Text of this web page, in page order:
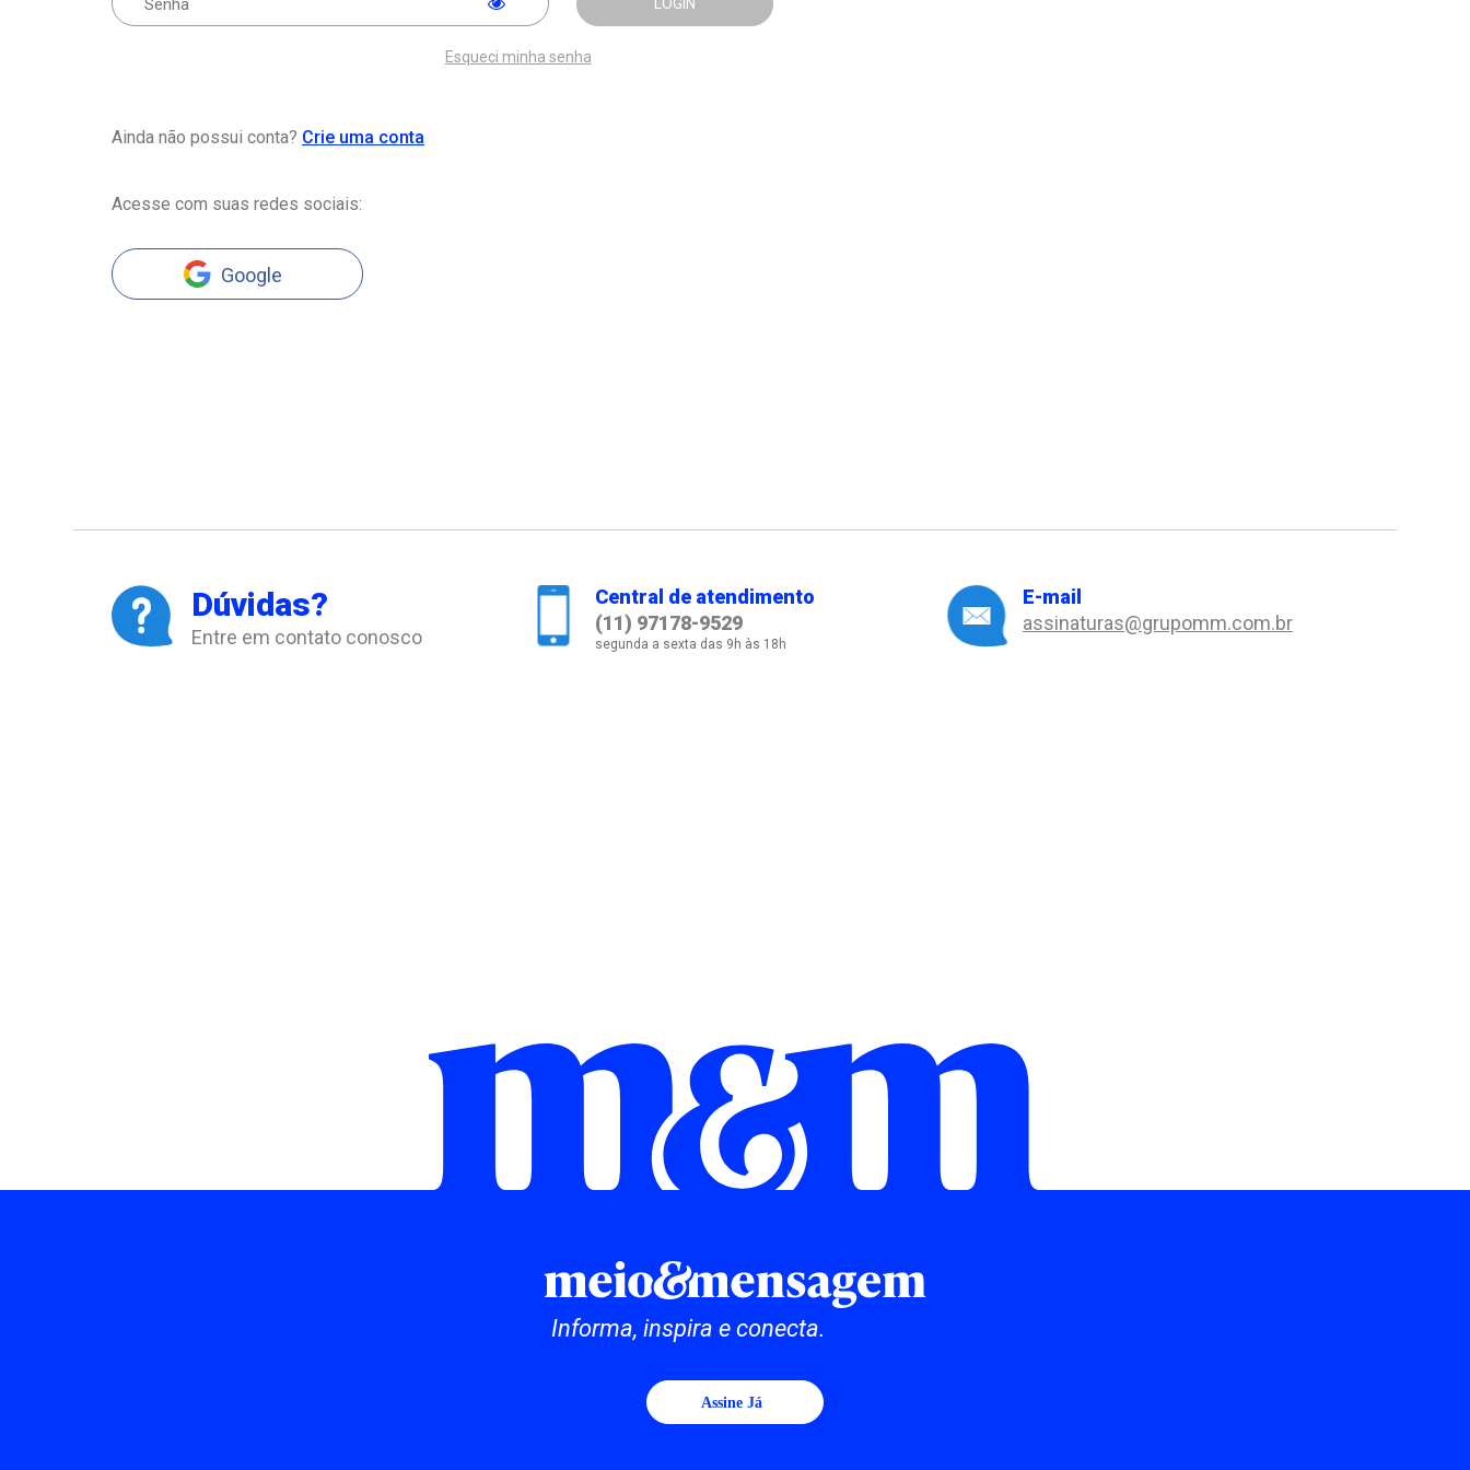
Esqueci minha senha
Ainda não possui conta? Crie uma conta
Acesse com suas redes sociais:
Google
Dúvidas?
Entre em contato conosco
Central de atendimento
(11) 97178-9529
segunda a sexta das 9h às 18h
E-mail
assinaturas@grupomm.com.br
Informa, inspira e conecta.
Assine Já